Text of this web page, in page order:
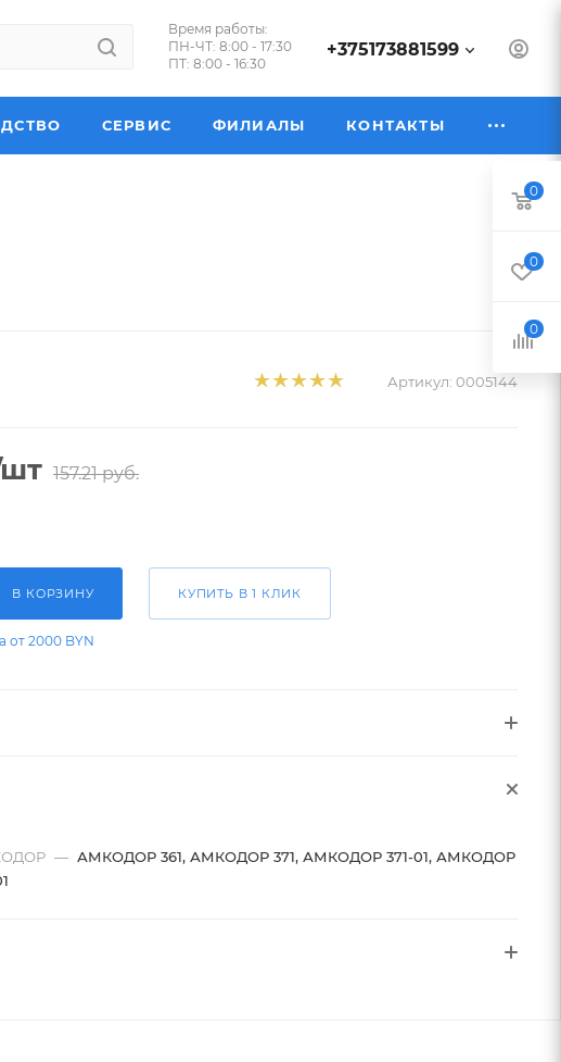
Время работы:
ПН-ЧТ: 8:00 - 17:30
ПТ: 8:00 - 16:30
+375173881599
СЕРВИС ФИЛИАЛЫ КОНТАКТЫ
Артикул: 0005144
157.21руб.
В КОРЗИНУ КУПИТЬ В 1 КЛИК
от 2000 BYN
— АМКОДОР 361, АМКОДОР 371, АМКОДОР 371-01, АМКОДОР
0
0
0